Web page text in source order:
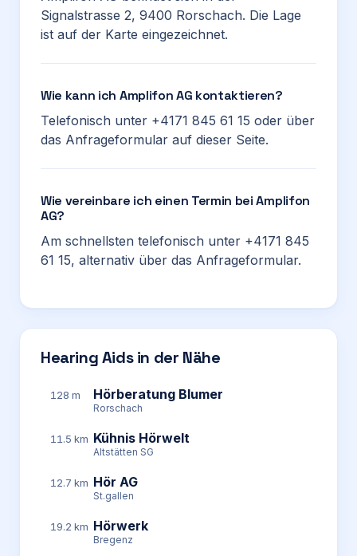
Signalstrasse 2, 9400 Rorschach. Die Lage
ist auf der Karte eingezeichnet.
Wie kann ich Amplifon AG kontaktieren?
Telefonisch unter +4171 845 61 15 oder über
das Anfrageformular auf dieser Seite.
Wie vereinbare ich einen Termin bei Amplifon
AG?
Am schnellsten telefonisch unter +4171 845
61 15, alternativ über das Anfrageformular.
Hearing Aids in der Nähe
128 m Hörberatung Blumer
Rorschach
11.5 km Kühnis Hörwelt
Altstätten SG
12.7 km Hör AG
St.gallen
19.2 km Hörwerk
Bregenz